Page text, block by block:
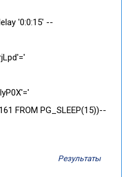
'0:0:15' --
FROM PG_SLEEP(15))--
Результаты